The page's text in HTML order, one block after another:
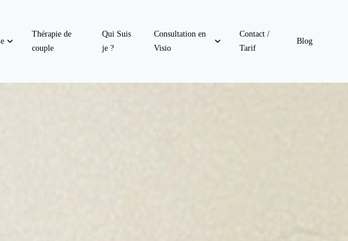
Thérapie de
couple
Qui Suis
je ?
Consultation en
Visio
Contact /
Tarif
Blog